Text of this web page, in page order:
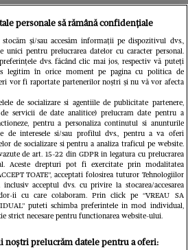
categorie
personale să rămână confidențiale
și/sau accesăm informații pe dispozitivul dvs.,
unici pentru prelucrarea datelor cu caracter personal.
dvs. făcând clic mai jos, respectiv vă puteți
legitim în orice moment pe pagina cu politica de
vor fi raportate partenerilor noștri și nu vă vor afecta
de socializare si agentiile de publicitate partenere,
servicii de date analitice) prelucram date pentru a
pentru a personaliza continutul si anunturile
de interesele si/sau profilul dvs., pentru a va oferi
de socializare si pentru a analiza traficul pe website.
de art. 15-22 din GDPR in legatura cu prelucrarea
Aceste drepturi pot fi exercitate prin modalitatea
TOATE”, acceptati folosirea tuturor Tehnologiilor
acceptul dvs. cu privire la stocarea/accesarea
ii cu care colaboram. Prin click pe “VREAU SA
puteti schimba preferintele in mod individual,
strict necesare pentru functionarea website-ului.
noștri prelucrăm datele pentru a oferi: